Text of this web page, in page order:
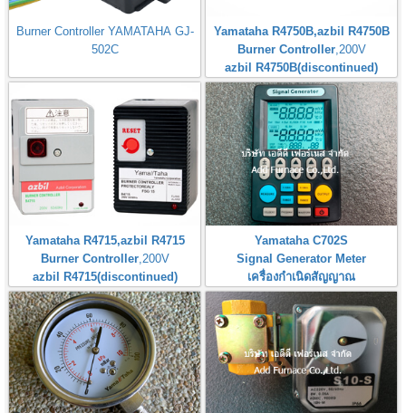
Burner Controller YAMATAHA GJ-
502C
Yamataha R4750B,azbil R4750B
Burner Controller,200V
azbil R4750B(discontinued)
Yamataha R4715,azbil R4715
Burner Controller,200V
azbil R4715(discontinued)
Yamataha C702S
Signal Generator Meter
เครื่องกำเนิดสัญญาณ